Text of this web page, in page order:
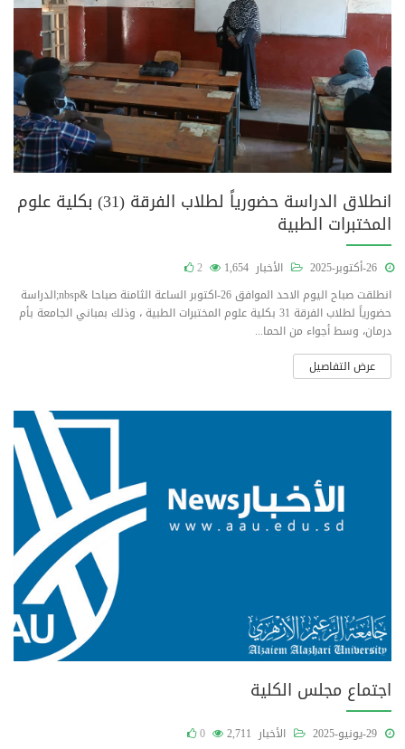
انطلاق الدراسة حضورياً لطلاب الفرقة (31) بكلية علوم
المختبرات الطبية
الأخبار 1,654
2
انطلقت صباح اليوم الاحد الموافق 26-اكتوبر الساعة الثامنة صباحا &nbsp;الدراسة
حضورياً لطلاب الفرقة 31 بكلية علوم المختبرات الطبية ، وذلك بمباني الجامعة بأم
درمان، وسط أجواء من الحما...
عرض التفاصيل
اجتماع مجلس الكلية
الأخبار 2,711
0